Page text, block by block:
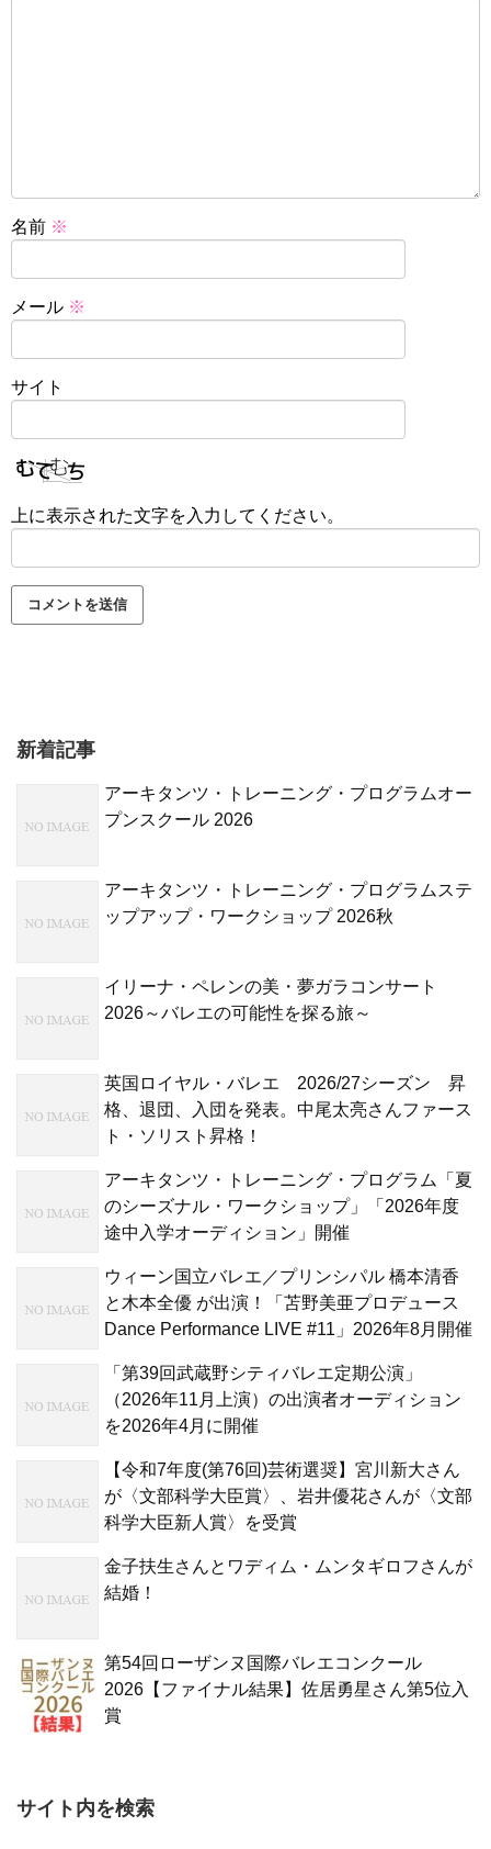
名前 ※
メール ※
サイト
上に表示された文字を入力してください。
新着記事
アーキタンツ・トレーニング・プログラムオー
プンスクール 2026
アーキタンツ・トレーニング・プログラムステ
ップアップ・ワークショップ 2026秋
イリーナ・ペレンの美・夢ガラコンサート
2026～バレエの可能性を探る旅～
英国ロイヤル・バレエ 2026/27シーズン 昇
格、退団、入団を発表。中尾太亮さんファース
ト・ソリスト昇格！
アーキタンツ・トレーニング・プログラム「夏
のシーズナル・ワークショップ」「2026年度
途中入学オーディション」開催
ウィーン国立バレエ／プリンシパル 橋本清香
と木本全優 が出演！「苫野美亜プロデュース
Dance Performance LIVE #11」2026年8月開催
「第39回武蔵野シティバレエ定期公演」
（2026年11月上演）の出演者オーディション
を2026年4月に開催
【令和7年度(第76回)芸術選奨】宮川新大さん
が〈文部科学大臣賞〉、岩井優花さんが〈文部
科学大臣新人賞〉を受賞
金子扶生さんとワディム・ムンタギロフさんが
結婚！
第54回ローザンヌ国際バレエコンクール
2026【ファイナル結果】佐居勇星さん第5位入
賞
サイト内を検索